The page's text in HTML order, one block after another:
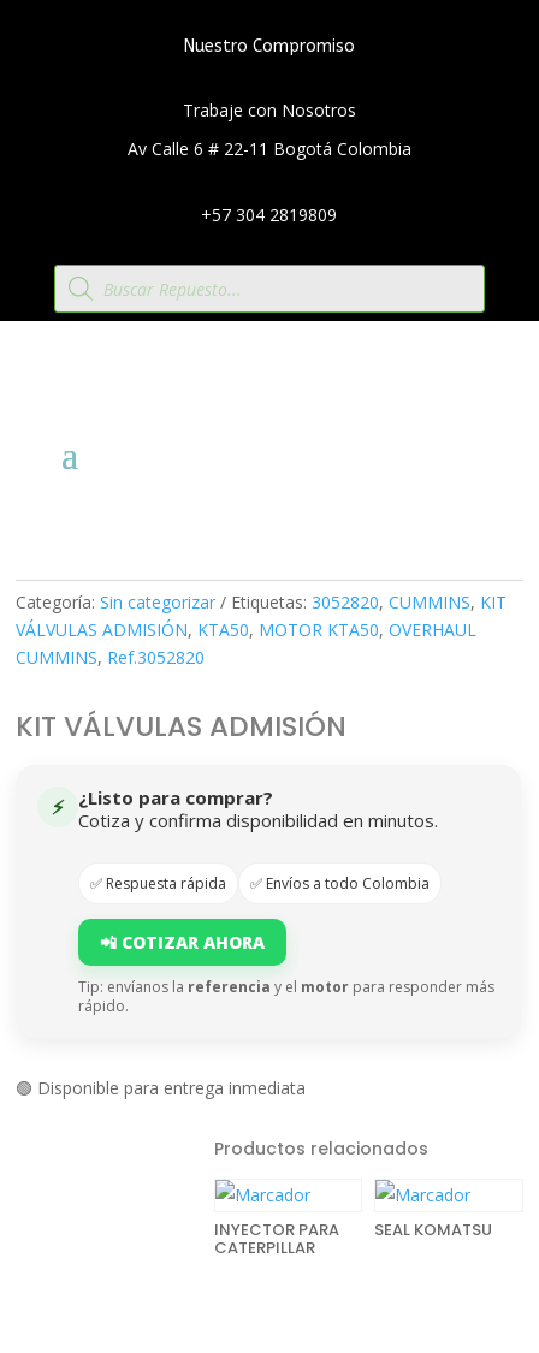
Nuestro Compromiso
Trabaje con Nosotros
Av Calle 6 # 22-11 Bogotá Colombia
+57 304 2819809
Búsqueda
de
productos
Categoría:Sin categorizar Etiquetas: 3052820,CUMMINS, KIT
VÁLVULAS ADMISIÓN, KTA50, MOTOR KTA50,OVERHAUL
CUMMINS, Ref.3052820
KIT VÁLVULAS ADMISIÓN
⚡
¿Listo para comprar?
Cotiza y confirma disponibilidad en minutos.
✅ Respuesta rápida ✅ Envíos a todo Colombia
📲 COTIZAR AHORA
Tip: envíanos la referencia y el motor para responder más
rápido.
🟢 Disponible para entrega inmediata
Productos relacionados
INYECTOR PARA
CATERPILLAR
SEAL KOMATSU